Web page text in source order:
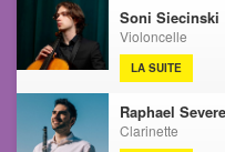
Soni Siecinski
Violoncelle
LA SUITE
Raphael Severe
Clarinette